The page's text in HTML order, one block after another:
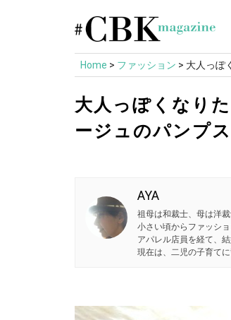
content
Home > ファッション > 大人っぽ
大人っぽくなり
ージュのパンプ
AYA
祖母は和裁士、母は洋
小さい頃からファッシ
アパレル店員を経て、結
現在は、二児の子育て